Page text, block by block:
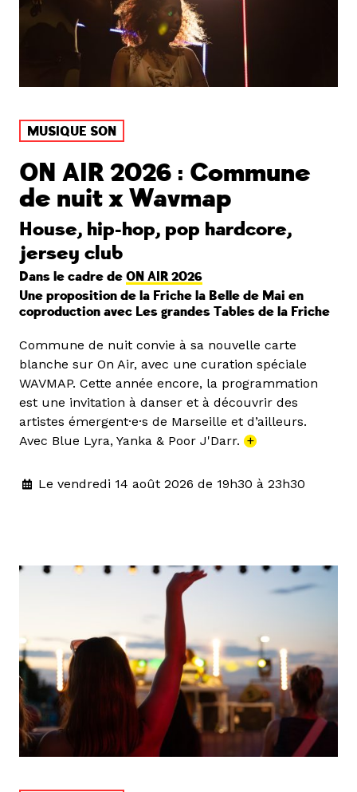
MUSIQUE SON
ON AIR 2026 : Commune
de nuit x Wavmap
House, hip-hop, pop hardcore,
jersey club
Dans le cadre de ON AIR 2026
Une proposition de la Friche la Belle de Mai en
coproduction avec Les grandes Tables de la Friche
Commune de nuit convie à sa nouvelle carte
blanche sur On Air, avec une curation spéciale
WAVMAP. Cette année encore, la programmation
est une invitation à danser et à découvrir des
artistes émergent·e·s de Marseille et d’ailleurs.
Avec Blue Lyra, Yanka & Poor J'Darr. +
Le vendredi 14 août 2026 de 19h30 à 23h30